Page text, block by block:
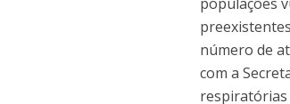
número de
com a
respiratórias